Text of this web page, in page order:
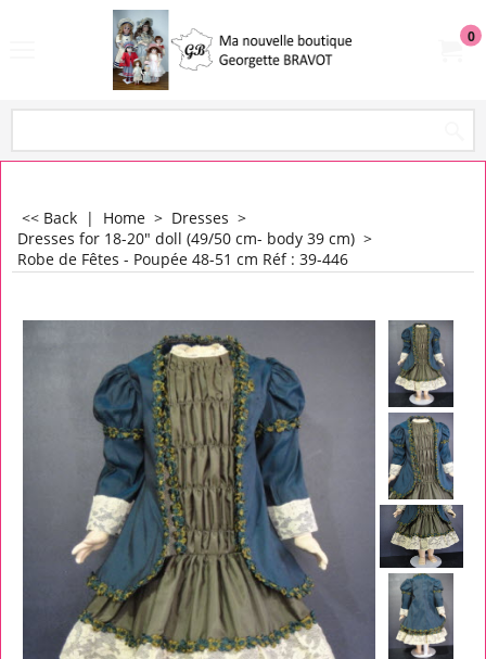
0
<< Back | Home > Dresses >
Dresses for 18-20" doll (49/50 cm- body 39 cm) >
Robe de Fêtes - Poupée 48-51 cm Réf : 39-446